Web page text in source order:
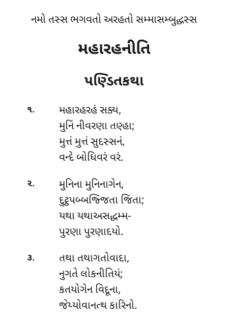
નમો તસ્સ ભગવતો અરહતો સમ્માસમ્બુદ્ધસ્સ
મહારહનીતિ
પણ્ડિતકથા
૧. મહારહરહંસક્ય,
મુનિં નીવરણા તણ્હા;
મુત્તં મુત્તં સુદસ્સનં,
વન્દે બોધિવરં વરં.
૨. મુનિના મુનિનાગેન,
દુટ્ઠપબ્બજ્જિતા જિતા;
યથા યથાઅસદ્ધમ્મ-
પુરણા પુરણાદયો.
૩.
તથા તથાગતોવાદા,
નુગતે લોકનીતિયં;
કતયોગેન વિદૂના,
જેય્યોવાનત્થ કારિનો.